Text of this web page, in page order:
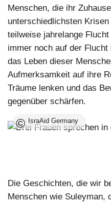
Menschen, die ihr
unterschiedlichsten
teilweise jahrelange
immer noch auf der
das Leben dieser
Aufmerksamkeit auf ihre
Träume lenken und das
gegenüber schärfen.
© IsraAid Germany
Die Geschichten, die wir
Menschen wie Suleyman,